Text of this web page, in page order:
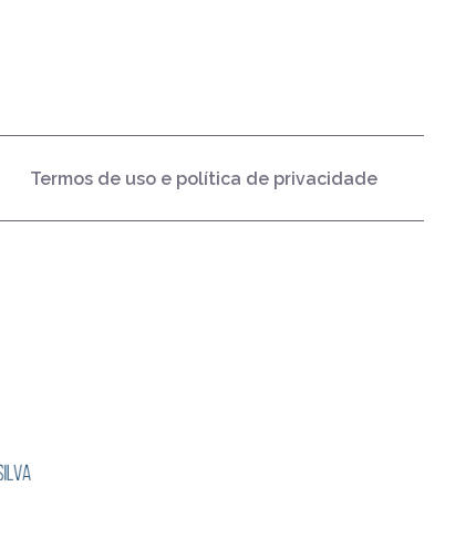
Termos de uso e política de privacidade